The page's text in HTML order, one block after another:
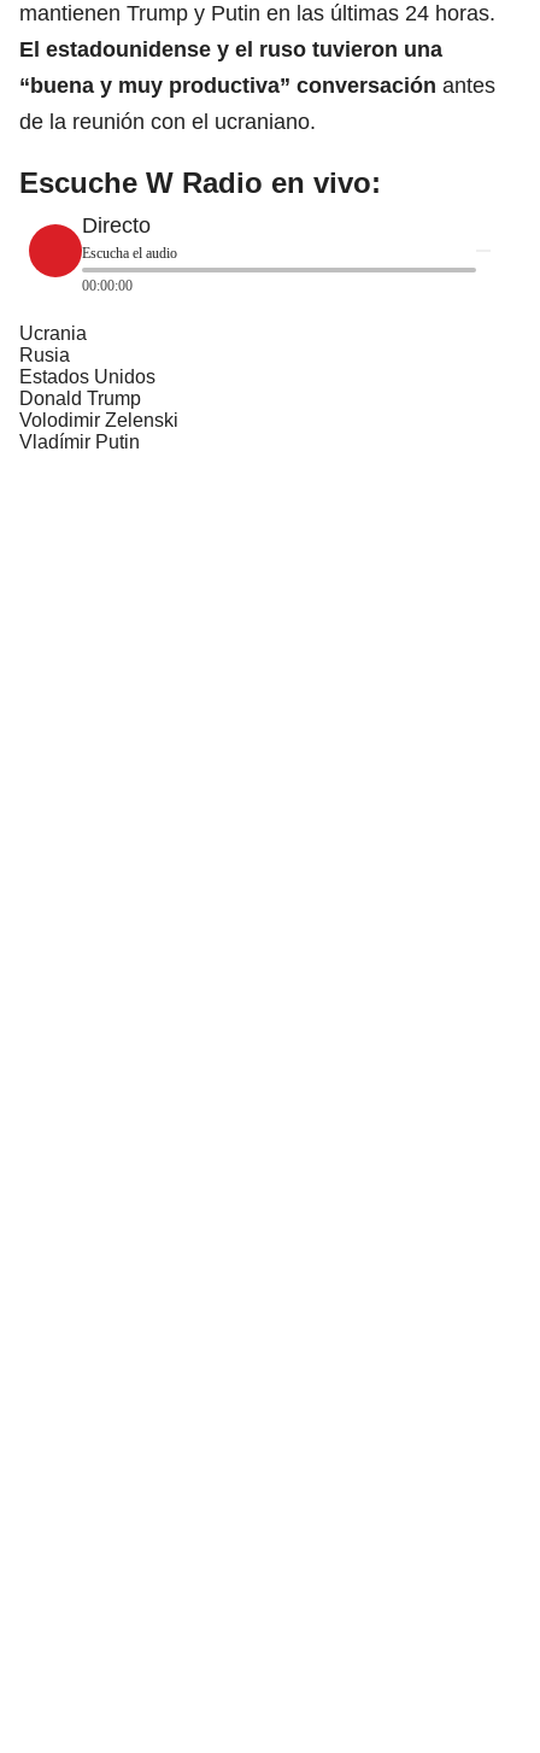
mantienen Trump y Putin en las últimas 24 horas.
El estadounidense y el ruso tuvieron una
“buena y muy productiva” conversación antes
de la reunión con el ucraniano.
Escuche W Radio en vivo:
Directo
Escucha el audio
00:00:00
Ucrania
Rusia
Estados Unidos
Donald Trump
Volodimir Zelenski
Vladímir Putin